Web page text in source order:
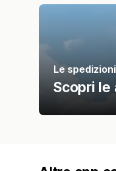
Le
Scopri le